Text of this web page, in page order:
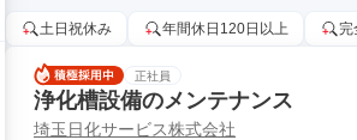
土日祝休み 年間休日120日以上 完
正社員
浄化槽設備のメンテナンス
埼玉日化サービス株式会社